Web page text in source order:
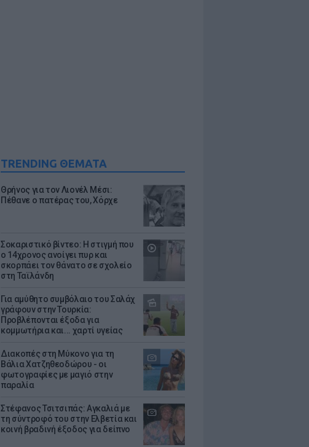
TRENDING ΘΕΜΑΤΑ
Θρήνος για τον Λιονέλ Μέσι:
Πέθανε ο πατέρας του, Χόρχε
Σοκαριστικό βίντεο: Η στιγμή που
ο 14χρονος ανοίγει πυρ και
σκορπάει τον θάνατο σε σχολείο
στη Ταϊλάνδη
Για αμύθητο συμβόλαιο του Σαλάχ
γράφουν στην Τουρκία:
Προβλέπονται έξοδα για
κομμωτήρια και... χαρτί υγείας
Διακοπές στη Μύκονο για τη
Βάλια Χατζηθεοδώρου - οι
φωτογραφίες με μαγιό στην
παραλία
Στέφανος Τσιτσιπάς: Αγκαλιά με
τη σύντροφό του στην Ελβετία και
κοινή βραδινή έξοδος για δείπνο